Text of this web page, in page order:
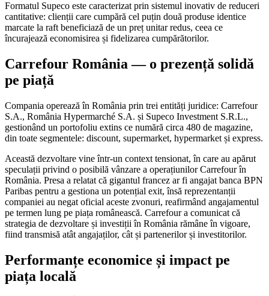
Formatul Supeco este caracterizat prin sistemul inovativ de reduceri
cantitative: clienții care cumpără cel puțin două produse identice
marcate la raft beneficiază de un preț unitar redus, ceea ce
încurajează economisirea și fidelizarea cumpărătorilor.
Carrefour România — o prezență solidă
pe piață
Compania operează în România prin trei entități juridice: Carrefour
S.A., România Hypermarché S.A. și Supeco Investment S.R.L.,
gestionând un portofoliu extins ce numără circa 480 de magazine,
din toate segmentele: discount, supermarket, hypermarket și express.
Această dezvoltare vine într-un context tensionat, în care au apărut
speculații privind o posibilă vânzare a operațiunilor Carrefour în
România. Presa a relatat că gigantul francez ar fi angajat banca BPN
Paribas pentru a gestiona un potențial exit, însă reprezentanții
companiei au negat oficial aceste zvonuri, reafirmând angajamentul
pe termen lung pe piața românească. Carrefour a comunicat că
strategia de dezvoltare și investiții în România rămâne în vigoare,
fiind transmisă atât angajaților, cât și partenerilor și investitorilor.
Performanțe economice și impact pe
piața locală